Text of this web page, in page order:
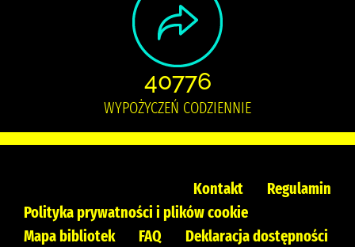
40776
WYPOŻYCZEŃ CODZIENNIE
Kontakt
Regulamin
Polityka prywatności i plików cookie
Mapa bibliotek
FAQ Deklaracja dostępności